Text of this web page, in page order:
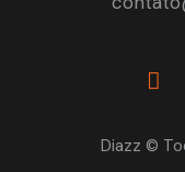
Diazz ©